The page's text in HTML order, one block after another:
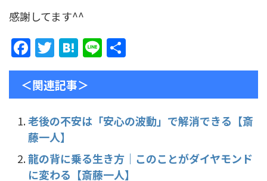
感謝してます^^
F
a
c
e
b
o
o
T
w
itt
er
H
at
e
n
a
Li
n 有
＜関連記事＞
老後の不安は「安心の波動」で解消できる【斎
藤一人】
龍の背に乗る生き方｜このことがダイヤモンド
に変わる【斎藤一人】